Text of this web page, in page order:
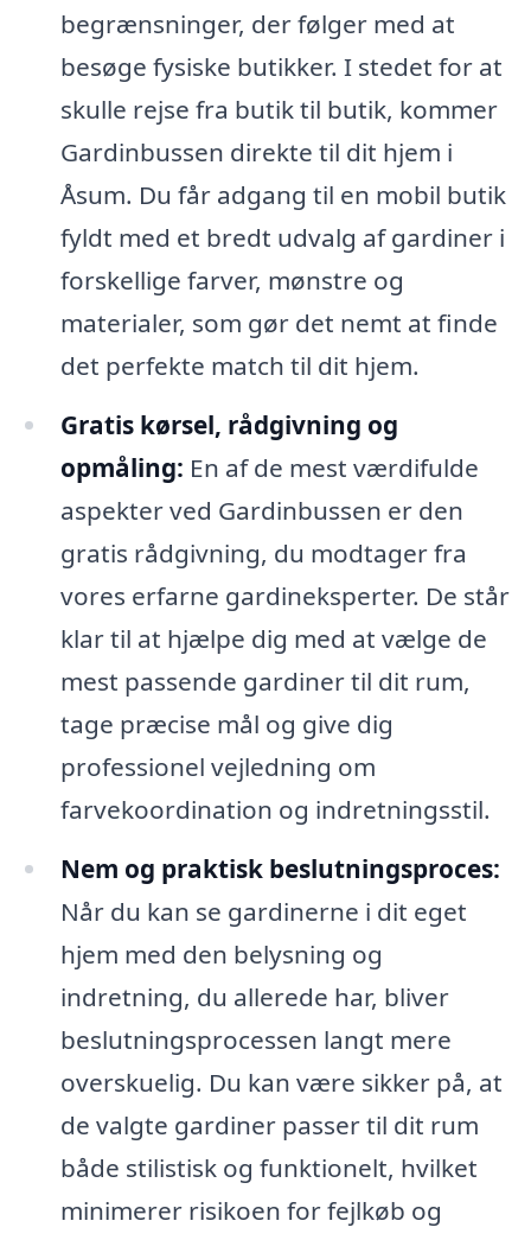
begrænsninger, der følger med at
besøge fysiske butikker. I stedet for at
skulle rejse fra butik til butik, kommer
Gardinbussen direkte til dit hjem i
Åsum. Du får adgang til en mobil butik
fyldt med et bredt udvalg af gardiner i
forskellige farver, mønstre og
materialer, som gør det nemt at finde
det perfekte match til dit hjem.
Gratis kørsel, rådgivning og
opmåling: En af de mest værdifulde
aspekter ved Gardinbussen er den
gratis rådgivning, du modtager fra
vores erfarne gardineksperter. De står
klar til at hjælpe dig med at vælge de
mest passende gardiner til dit rum,
tage præcise mål og give dig
professionel vejledning om
farvekoordination og indretningsstil.
Nem og praktisk beslutningsproces:
Når du kan se gardinerne i dit eget
hjem med den belysning og
indretning, du allerede har, bliver
beslutningsprocessen langt mere
overskuelig. Du kan være sikker på, at
de valgte gardiner passer til dit rum
både stilistisk og funktionelt, hvilket
minimerer risikoen for fejlkøb og